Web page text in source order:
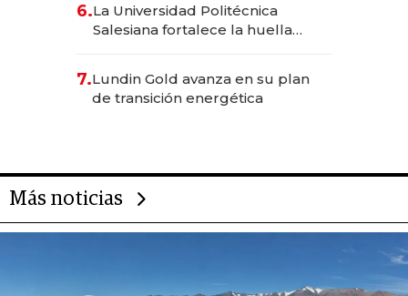
6.La Universidad Politécnica
Salesiana fortalece la huella
7.Lundin Gold avanza en su plan
de transición energética
Más noticias